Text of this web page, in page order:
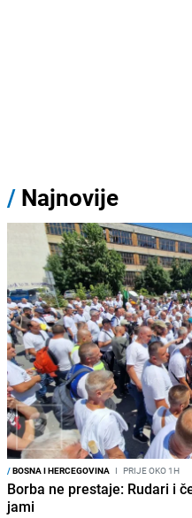
/ Najnovije
/BOSNA I HERCEGOVINA I PRIJE OKO 1H
Borba ne prestaje: Rudari i
jami